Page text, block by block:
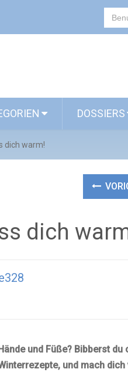
DOSSIERS
dich warm!
dich
und Füße? Bibberst du
und mach